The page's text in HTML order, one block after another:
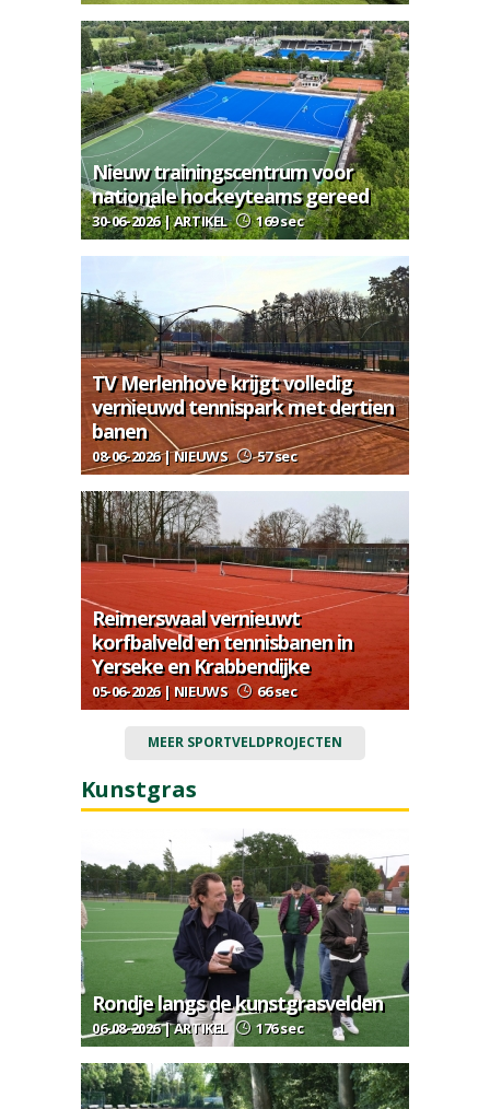
Nieuw trainingscentrum voor
nationale hockeyteams gereed
30-06-2026 | ARTIKEL 169 sec
TV Merlenhove krijgt volledig
vernieuwd tennispark met dertien
banen
08-06-2026 | NIEUWS 57 sec
Reimerswaal vernieuwt
korfbalveld en tennisbanen in
Yerseke en Krabbendijke
05-06-2026 | NIEUWS 66 sec
MEER SPORTVELDPROJECTEN
Kunstgras
Rondje langs de kunstgrasvelden
06-08-2026 | ARTIKEL 176 sec